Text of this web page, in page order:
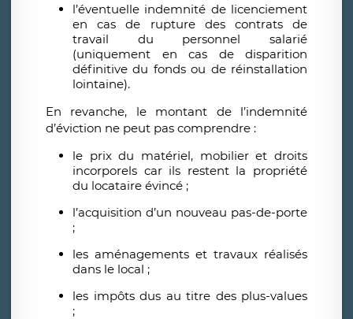
l’éventuelle indemnité de licenciement
en cas de rupture des contrats de
travail du personnel salarié
(uniquement en cas de disparition
définitive du fonds ou de réinstallation
lointaine).
En revanche, le montant de l’indemnité
d’éviction ne peut pas comprendre :
le prix du matériel, mobilier et droits
incorporels car ils restent la propriété
du locataire évincé ;
l’acquisition d’un nouveau pas-de-porte
;
les aménagements et travaux réalisés
dans le local ;
les impôts dus au titre des plus-values
;